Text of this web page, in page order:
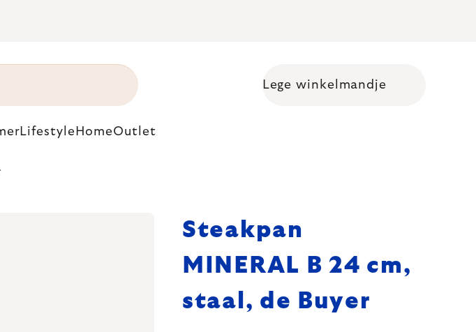
Shopping cart
Lege winkelmandje
Lifestyle HomeOutlet
Steakpan
MINERAL B 24 cm,
staal, de Buyer